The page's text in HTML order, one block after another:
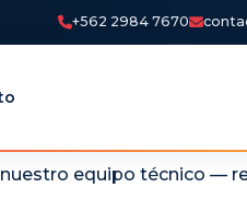
+562 2984 7670
equipo técnico —